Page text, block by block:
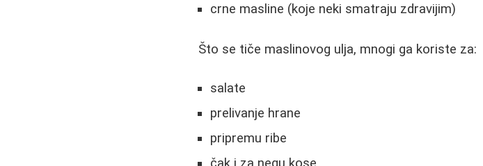
crne masline (koje neki smatraju zdravijim)
Što se tiče maslinovog ulja, mnogi ga koriste za:
salate
prelivanje hrane
pripremu ribe